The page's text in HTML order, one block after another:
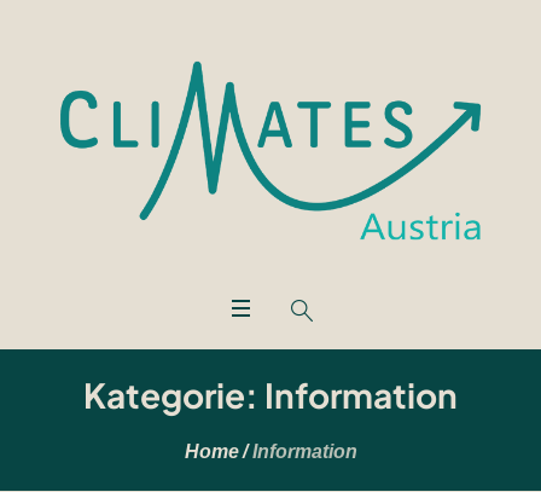
Kategorie: Information
Home /Information